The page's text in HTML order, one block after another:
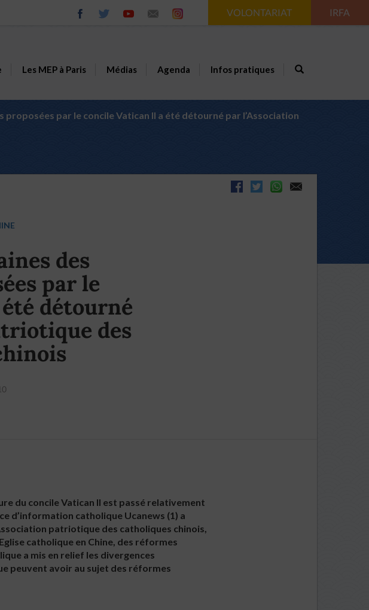
VOLONTARIAT IRFA
Les MEP à Paris Médias Agenda Infos pratiques
proposées par le concile Vatican II a été détourné par l’Association
des
par le
détourné
des
du concile Vatican II est passé relativement
d’information catholique Ucanews (1) a
patriotique des catholiques chinois,
catholique en Chine, des réformes
a mis en relief les divergences
peuvent avoir au sujet des réformes